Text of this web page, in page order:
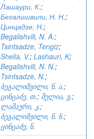
Лашаури, К.;
Бегалишвили, Н. Н.;
Цинцадзе, Н.;
Begalishvili, N. A.;
Tsintsadze, Tengiz;
Shelia, V.; Lashauri, K;
Begalishvili, N. N.;
Tsintsadze, N.;
ბეგალიშვილი, ნ. ა.;
ცინცაძე, თ.; შელია, ვ.;
ლაშაური, კ.;
ბეგალიშვილი, ნ. ნ.;
ცინცაძე, ნ.